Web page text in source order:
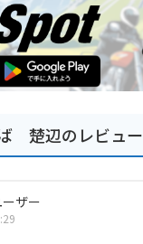
楚辺のレビュー
ザー